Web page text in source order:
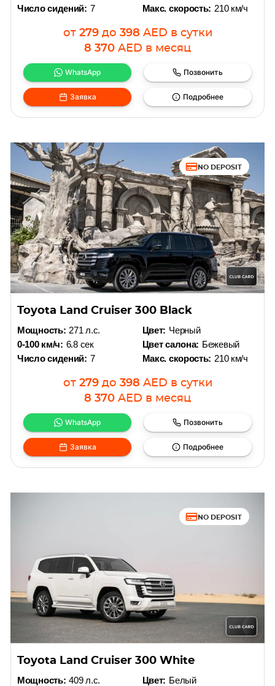
Число сидений: 7
Макс. скорость: 210 км/ч
от 279 до 398 AED в сутки
8 370 AED в месяц
WhatsApp Позвонить
Заявка Подробнее
NO DEPOSIT
Toyota Land Cruiser 300 Black
Мощность: 271 л.с.
0-100 км/ч: 6.8 сек
Число сидений: 7
Цвет: Черный
Цвет салона: Бежевый
Макс. скорость: 210 км/ч
от 279 до 398 AED в сутки
8 370 AED в месяц
WhatsApp Позвонить
Заявка Подробнее
NO DEPOSIT
Toyota Land Cruiser 300 White
Мощность: 409 л.с.
Цвет: Белый